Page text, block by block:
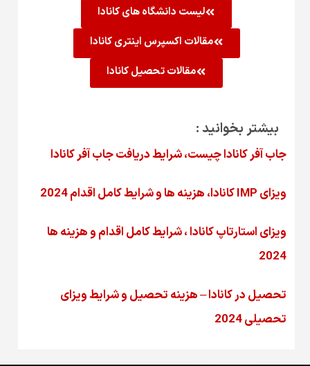
لیست دانشگاه های کانادا
مقالات اکسپرس اینتری کانادا
مقالات تحصیل کانادا
بیشتر بخوانید :
جاب آفر کانادا چیست، شرایط دریافت جاب آفر کانادا
ویزای IMP کانادا، هزینه ها و شرایط کامل اقدام 2024
ویزای استارتاپ کانادا ، شرایط کامل اقدام و هزینه ها
2024
تحصیل در کانادا – هزینه‌ تحصیل و شرایط ویزای
تحصیلی 2024